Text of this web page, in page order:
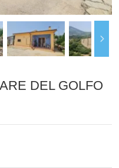
DEL GOLFO